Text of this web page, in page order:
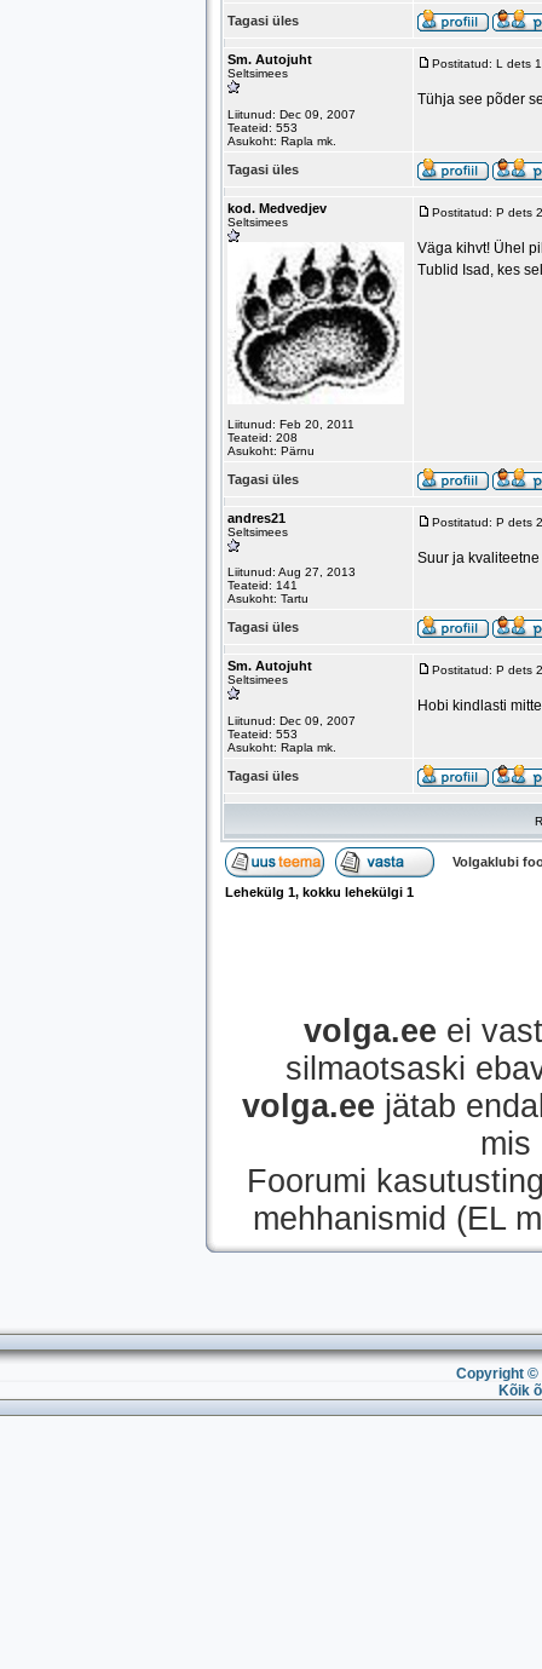
Tagasi üles
Sm. Autojuht
Seltsimees
Liitunud: Dec 09, 2007
Teateid: 553
Asukoht: Rapla mk.
Postitatud: L dets
Tühja see põder
Tagasi üles
kod. Medvedjev
Seltsimees
Liitunud: Feb 20, 2011
Teateid: 208
Asukoht: Pärnu
Postitatud: P dets
Väga kihvt! Ühel
Tublid Isad, kes
Tagasi üles
andres21
Seltsimees
Liitunud: Aug 27, 2013
Teateid: 141
Asukoht: Tartu
Postitatud: P dets
Suur ja
Tagasi üles
Sm. Autojuht
Seltsimees
Liitunud: Dec 09, 2007
Teateid: 553
Asukoht: Rapla mk.
Postitatud: P dets
Hobi kindlasti
Tagasi üles
Volgaklubi
Lehekülg 1, kokku lehekülgi 1
volga.ee ei
silmaotsaski
volga.ee jätab
mis
Foorumi
mehhanismid (EL
Copyright ©
Kõik